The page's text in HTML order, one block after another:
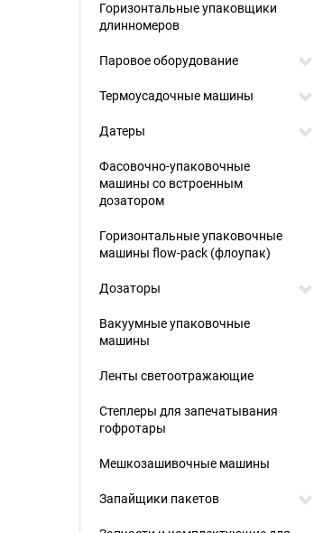
Горизонтальные упаковщики
длинномеров
Паровое оборудование
Термоусадочные машины
Датеры
Фасовочно-упаковочные
машины со встроенным
дозатором
Горизонтальные упаковочные
машины flow-pack (флоупак)
Дозаторы
Вакуумные упаковочные
машины
Ленты светоотражающие
Степлеры для запечатывания
гофротары
Мешкозашивочные машины
Запайщики пакетов